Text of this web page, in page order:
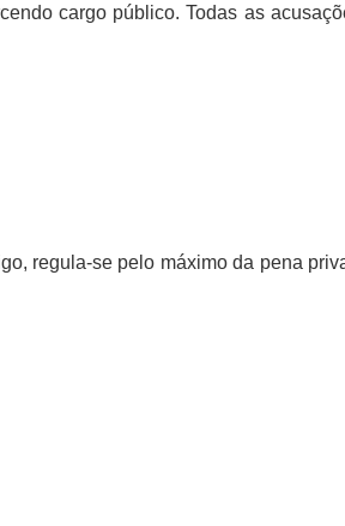
cargo público. Todas as
regula-se pelo máximo da pena